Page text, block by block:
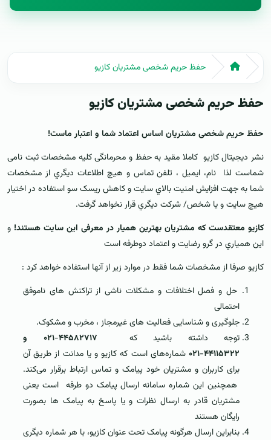
حفظ حریم شخصی مشتریان کازيو
حفظ حریم شخصی مشتریان کازيو
حفظ حریم شخصی مشتریان اساس اعتماد شما و اعتبار ماست!
نشر دیجیتال کازيو کاملا مقید به حفظ و محرمانگی کلیه مشخصات ثبت نامی
شماست لذا نام، ايميل ، تلفن تماس و هيچ اطلاعات ديگري از مشخصات
شما به جهت افزايش امنيت بالاي سايت و کاهش ريسک سو استفاده در اختيار
هيچ سايت و يا شخص/ شرکت ديگري قرار نخواهد گرفت.
کازيو معتقدست که مشتریان بهترين هميار در معرفی این سایت هستند! و
اين همياري در گرو رضايت و اعتماد دوطرفه است
کازيو صرفا از مشخصات شما فقط در موارد زیر از آنها استفاده خواهد کرد :
حل و فصل اختلافات و مشکلات ناشی از تراکنش های ناموفق
احتمالی
جلوگیری و شناسایی فعالیت های غیرمجاز ، مخرب و مشکوک.
توجه داشته باشید که ۴۴۵۸۲۷۱۷-
۰۲۱ و
۴۴۱۱۵۳۲۲-۰۲۱
شماره‌های است که کازیو و یا مدانت از طریق آن
برای کاربران و مشتریان خود پیامک و تماس ارتباط برقرار می‌کند.
همچنین این شماره‌‌ سامانه ارسال پیامک دو طرفه است یعنی
مشتریان قادر به ارسال نظرات و یا پاسخ به پیامک ها بصورت
رایگان هستند
بنابراین ارسال هرگونه پیامک تحت عنوان کازیو، با هر شماره دیگری